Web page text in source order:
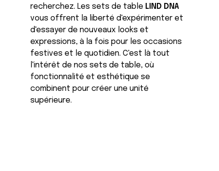
recherchez. Les sets de table LIND DNA
vous offrent la liberté d'expérimenter et
d'essayer de nouveaux looks et
expressions, à la fois pour les occasions
festives et le quotidien. C'est là tout
l'intérêt de nos sets de table, où
fonctionnalité et esthétique se
combinent pour créer une unité
supérieure.